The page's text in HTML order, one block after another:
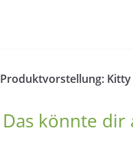
Produktvorstellung:
Das könnte dir